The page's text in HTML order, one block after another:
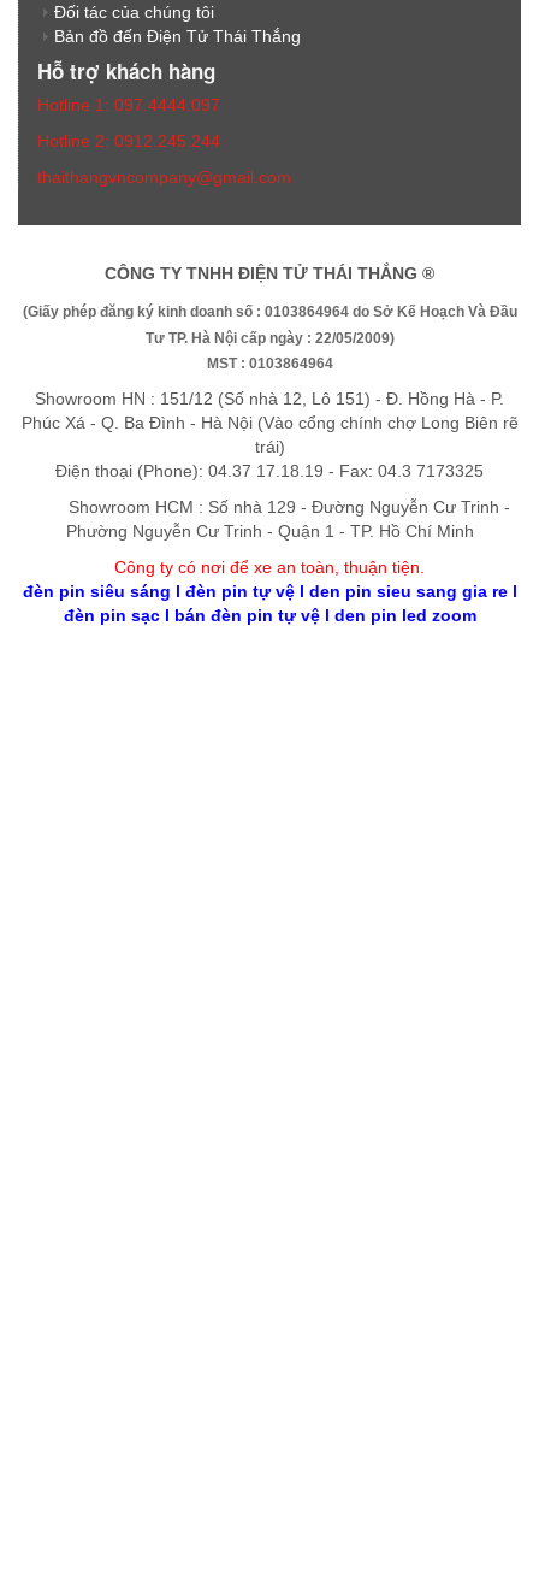
Đối tác của chúng tôi
Bản đồ đến Điện Tử Thái Thắng
Hỗ trợ khách hàng
Hotline 1: 097.4444.097
Hotline 2: 0912.245.244
thaithangvncompany@gmail.com
CÔNG TY TNHH ĐIỆN TỬ THÁI THẮNG ®
(Giấy phép đăng ký kinh doanh số : 0103864964 do Sở Kế Hoạch Và Đầu
Tư TP. Hà Nội cấp ngày : 22/05/2009)
MST : 0103864964
Showroom HN : 151/12 (Số nhà 12, Lô 151) - Đ. Hồng Hà - P.
Phúc Xá - Q. Ba Đình - Hà Nội (Vào cổng chính chợ Long Biên rẽ
trái)
Điện thoại (Phone): 04.37 17.18.19 - Fax: 04.3 7173325
Showroom HCM : Số nhà 129 - Đường Nguyễn Cư Trinh -
Phường Nguyễn Cư Trinh - Quận 1 - TP. Hồ Chí Minh
Công ty có nơi để xe an toàn, thuận tiện
đèn pin siêu sáng l đèn pin tự vệl den pin sieu sang gia rel
đèn pin sạcl bán đèn pin tự vệl den pin led zoom